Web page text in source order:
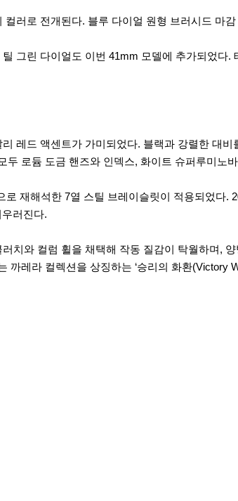
러로 전개된다. 블루 다이얼 원형 브러시드 마
그린 다이얼도 이번 41mm 모델에 추가되었
레드 액센트가 가미되었다. 블랙과 강렬한 대
두 로듐 도금 핸즈와 인덱스, 화이트 슈퍼루미노
로 재해석한 7열 스틸 브레이슬릿이 적용되었
러진다.
치와 컬럼 휠을 채택해 작동 질감이 탁월하며,
레라 컬렉션을 상징하는 ‘승리의 화환(Victory